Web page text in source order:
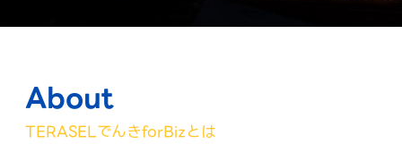
About
TERASELでんきforBizとは